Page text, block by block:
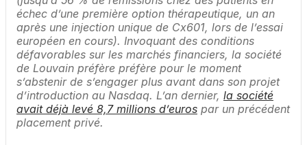
échec d’une première option thérapeutique, un an
après une injection unique de Cx601, lors de l’essai
européen en cours). Invoquant des conditions
défavorables sur les marchés financiers, la société
de Louvain préfère préfère pour le moment
s’abstenir de s’engager plus avant dans son projet
d’introduction au Nasdaq. L’an dernier, la société
avait déjà levé 8,7 millions d’euros par un précédent
placement privé.